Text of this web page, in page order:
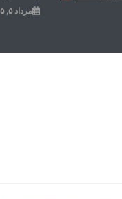
مرداد ۵, ۱۴۰۵